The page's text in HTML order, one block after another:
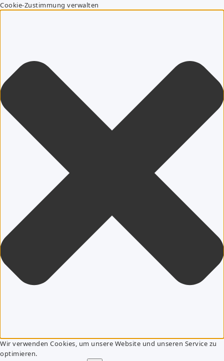
Cookie-Zustimmung verwalten
Wir verwenden Cookies, um unsere Website und unseren Service zu
optimieren.